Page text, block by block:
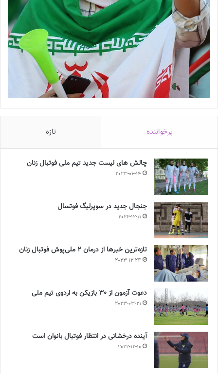
پرخواننده تازه
چالش هاى ليست جدید تيم ملى فوتبال زنان
2023-06-14
جنجال جدید در سوپرلیگ فوتسال
2022-12-11
تازه‌ترین خبرها از درمان ۲ ملی‌پوش فوتبال زنان
2023-12-24
دعوت آزمون از 30 بازیکن به اردوی تیم ملی
2023-03-21
آینده درخشانی در انتظار فوتبال بانوان است
2022-12-10